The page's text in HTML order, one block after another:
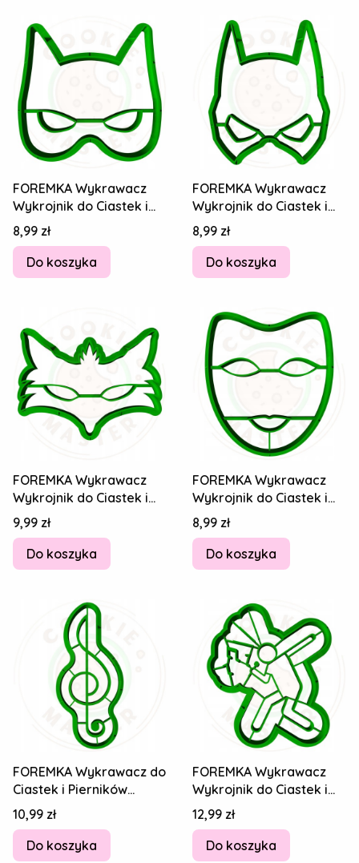
FOREMKA Wykrawacz
Wykrojnik do Ciastek i
Pierników SYLWESTER -
Kot Maska
Cena
8,99 zł
Do koszyka
FOREMKA Wykrawacz
Wykrojnik do Ciastek i
Pierników SYLWESTER
Batman Maska
Cena
8,99 zł
Do koszyka
FOREMKA Wykrawacz
Wykrojnik do Ciastek i
Pierników SYLWESTER -
Maska
Cena
9,99 zł
Do koszyka
FOREMKA Wykrawacz
Wykrojnik do Ciastek i
Pierników SYLWESTER -
Maska
Cena
8,99 zł
Do koszyka
FOREMKA Wykrawacz do
Ciastek i Pierników
SYLWESTER - Klucz
wiolinowy 10cm
Cena
10,99 zł
Do koszyka
FOREMKA Wykrawacz
Wykrojnik do Ciastek i
Pierników SYLWESTER -
Karaoke 8cm
Cena
12,99 zł
Do koszyka